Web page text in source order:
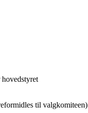
til valgkomiteen)